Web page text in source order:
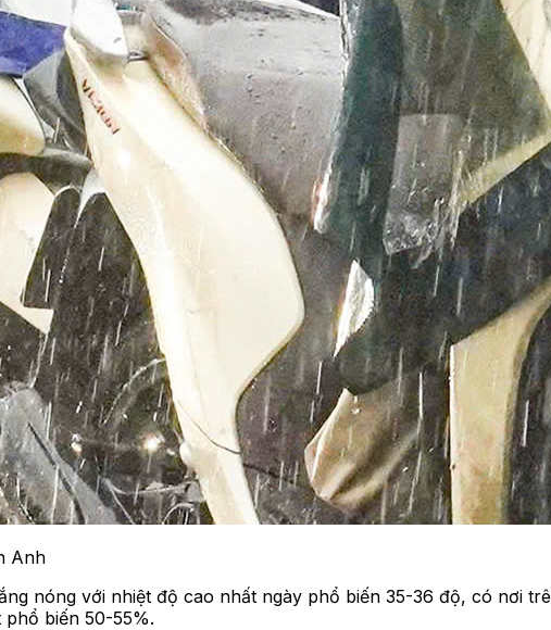
Anh
nóng với nhiệt độ cao nhất ngày phổ biến 35-36 độ, có nơi
biến 50-55%.